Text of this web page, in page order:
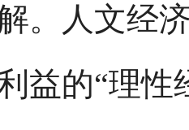
。人文经
益的“理